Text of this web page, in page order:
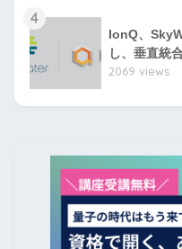
4
IonQ、
し、垂直統
2069 views